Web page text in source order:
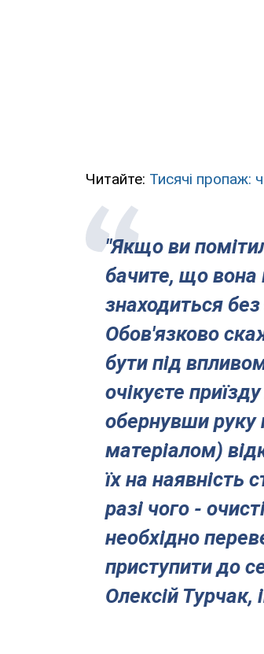
Читайте: Тисячі пропаж:
"Якщо ви
бачите, що вона
знаходиться
Обов'язково
бути під
очікуєте
обернувши
матеріалом)
їх на наявність
разі чого -
необхідно
приступити до
Олексій Турчак,